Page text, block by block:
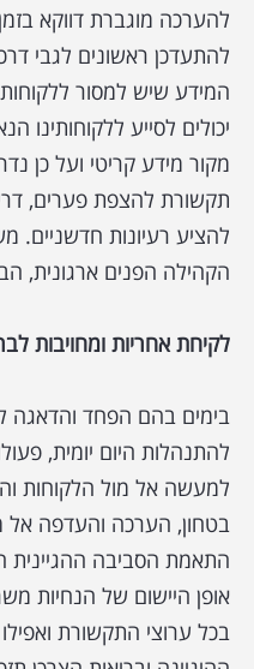
להערכה מוגברת דווקא
להתעדכן ראשונים לגבי
המידע שיש למסור ללקוחות
יכולים לסייע ללקוחותינו
מקור מידע קריטי ועל כן
תקשורת להצפת פערים,
להציע רעיונות חדשניים.
הקהילה הפנים ארגונית,
לקיחת אחריות ומחויבות
בימים בהם הפחד והדאגה
להתנהלות היום יומית,
למעשה אל מול הלקוחות
בטחון, הערכה והעדפה
התאמת הסביבה ההגיינית
אופן היישום של הנחיות
בכל ערוצי התקשורת